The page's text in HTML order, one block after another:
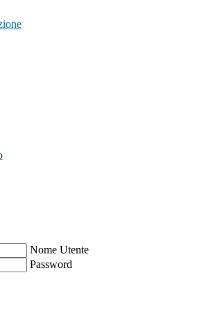
Nome Utente
Password